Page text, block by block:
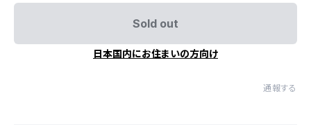
Sold out
日本国内にお住まいの方向け
通報する